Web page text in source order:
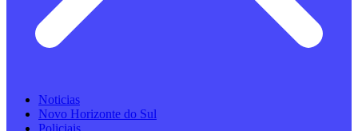
Noticias
Novo Horizonte do Sul
Policiais